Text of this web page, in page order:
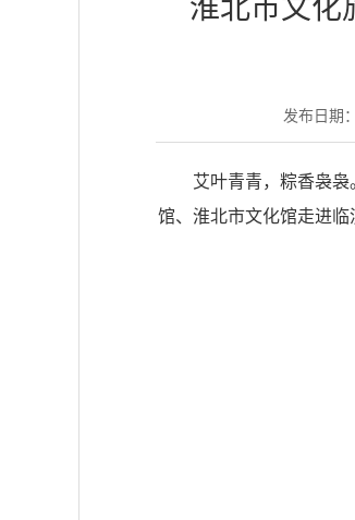
淮北市文化
发布日期
艾叶青青，粽香袅
馆、淮北市文化馆走进临